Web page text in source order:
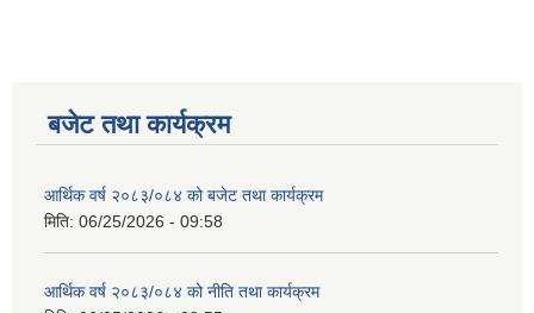
बजेट तथा कार्यक्रम
आर्थिक वर्ष २०८३/०८४ को बजेट तथा कार्यक्रम
मिति: 06/25/2026 - 09:58
आर्थिक वर्ष २०८३/०८४ को नीति तथा कार्यक्रम